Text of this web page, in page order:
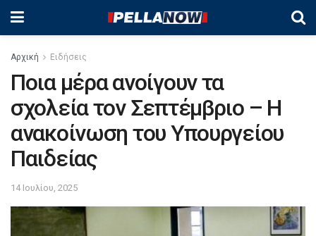
Αρχική Ειδήσεις
Ποια μέρα ανοίγουν τα
σχολεία τον Σεπτέμβριο – Η
ανακοίνωση του Υπουργείου
Παιδείας
14 Ιουλίου, 2025